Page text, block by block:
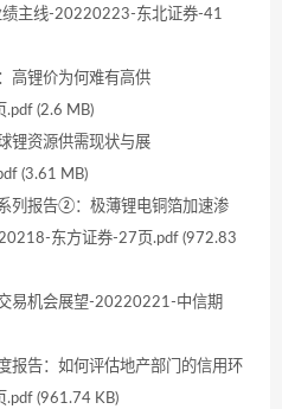
绩主线-20220223-东北证券-41
高锂价为何难有高供
(2.6 MB)
锂资源供需现状与展
(3.61 MB)
列报告②：极薄锂电铜箔加速渗
东方证券-27页.pdf (972.83
易机会展望-20220221-中信期
告：如何评估地产部门的信用环
(961.74 KB)